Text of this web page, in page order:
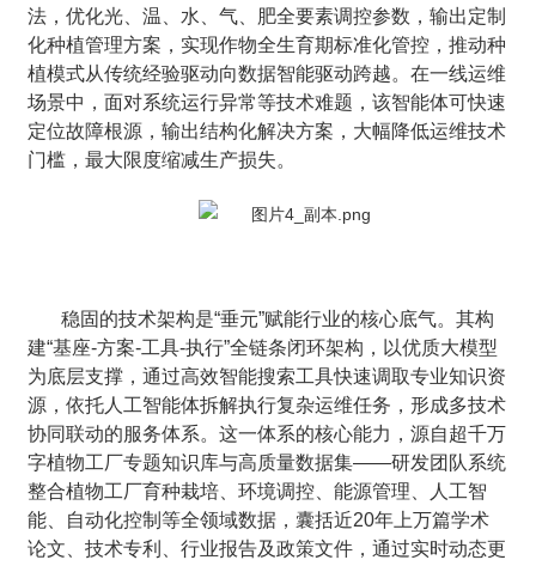
法，优化光、温、水、气、肥全要素调控参数，输出定制
化种植管理方案，实现作物全生育期标准化管控，推动种
植模式从传统经验驱动向数据智能驱动跨越。在一线运维
场景中，面对系统运行异常等技术难题，该智能体可快速
定位故障根源，输出结构化解决方案，大幅降低运维技术
门槛，最大限度缩减生产损失。
稳固的技术架构是“垂元”赋能行业的核心底气。其构
建“基座-方案-工具-执行”全链条闭环架构，以优质大模型
为底层支撑，通过高效智能搜索工具快速调取专业知识资
源，依托人工智能体拆解执行复杂运维任务，形成多技术
协同联动的服务体系。这一体系的核心能力，源自超千万
字植物工厂专题知识库与高质量数据集——研发团队系统
整合植物工厂育种栽培、环境调控、能源管理、人工智
能、自动化控制等全领域数据，囊括近20年上万篇学术
论文、技术专利、行业报告及政策文件，通过实时动态更